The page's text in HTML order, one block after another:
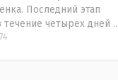
Последний этап
течение четырех дней -
Финал конкурса